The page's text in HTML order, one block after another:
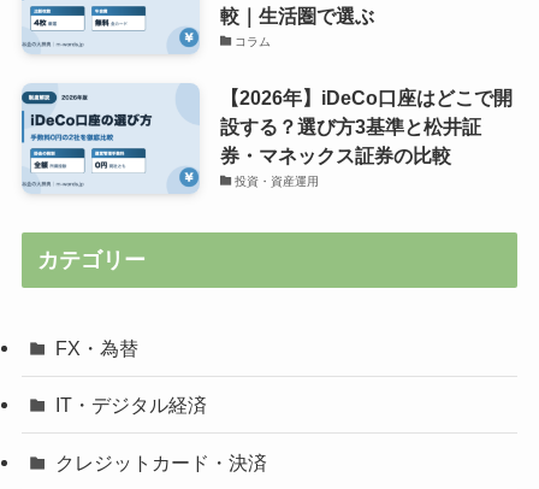
較｜生活圏で選ぶ
コラム
【2026年】iDeCo口座はどこで開
設する？選び方3基準と松井証
券・マネックス証券の比較
投資・資産運用
カテゴリー
FX・為替
IT・デジタル経済
クレジットカード・決済